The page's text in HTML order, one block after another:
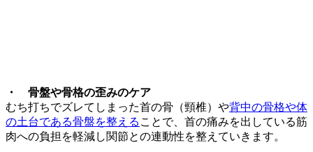
・ 骨盤や骨格の歪みのケア
むち打ちでズレてしまった首の骨（頸椎）や背中の骨格や体
の土台である骨盤を整える ことで、首の痛みを出している筋
肉への負担を軽減し関節との連動性を整えていきます。